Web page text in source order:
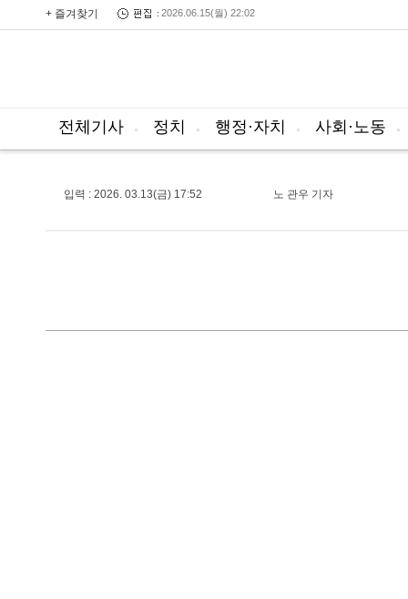
+ 즐겨찾기 2026.06.15(월) 22:02
전체기사 정치 행정·자치 사회·노동
입력 : 2026. 03.13(금) 17:52 노 관우 기자